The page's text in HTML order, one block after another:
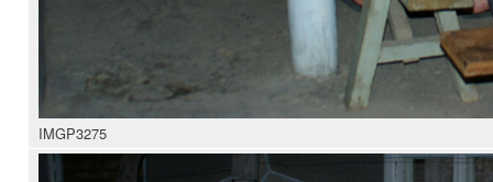
IMGP3275